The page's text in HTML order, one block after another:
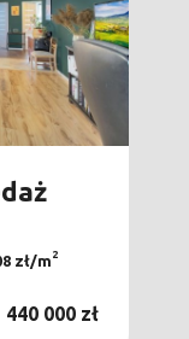
zł/m2
440 000 zł